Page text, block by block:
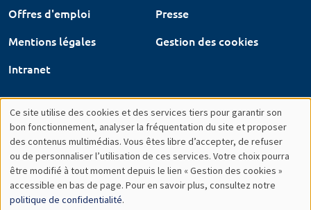
Offres d'emploi
Presse
Mentions légales
Gestion des cookies
Intranet
Utilisation
des
données
personnelles
Ce site utilise des cookies et des services tiers pour garantir son
bon fonctionnement, analyser la fréquentation du site et proposer
des contenus multimédias. Vous êtes libre d’accepter, de refuser
ou de personnaliser l’utilisation de ces services. Votre choix pourra
être modifié à tout moment depuis le lien « Gestion des cookies »
accessible en bas de page. Pour en savoir plus, consultez notre
politique de confidentialité.